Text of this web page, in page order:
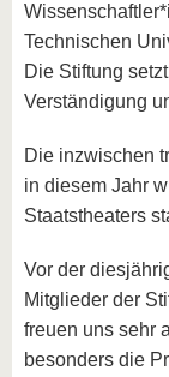
Technischen
Die Stiftung
Verstän­digung
Die inzwischen
in diesem Jahr
Staatstheaters
Vor der
Mitglieder der
freuen uns sehr
besonders die